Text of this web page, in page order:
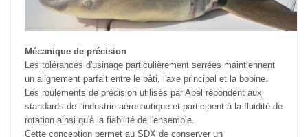
Mécanique de précision
Les tolérances d'usinage particulièrement serrées maintiennent
un alignement parfait entre le bâti, l'axe principal et la bobine.
Les roulements de précision utilisés par Abel répondent aux
standards de l'industrie aéronautique et participent à la fluidité de
rotation ainsi qu'à la fiabilité de l'ensemble.
Cette conception permet au SDX de conserver un